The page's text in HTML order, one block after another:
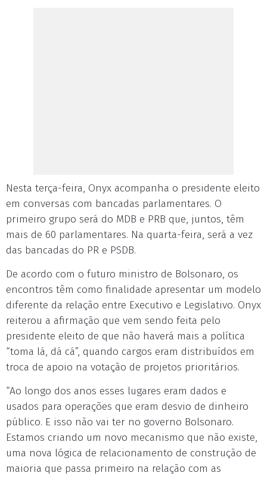
Nesta terça-feira, Onyx acompanha o presidente eleito
em conversas com bancadas parlamentares. O
primeiro grupo será do MDB e PRB que, juntos, têm
mais de 60 parlamentares. Na quarta-feira, será a vez
das bancadas do PR e PSDB.
De acordo com o futuro ministro de Bolsonaro, os
encontros têm como finalidade apresentar um modelo
diferente da relação entre Executivo e Legislativo. Onyx
reiterou a afirmação que vem sendo feita pelo
presidente eleito de que não haverá mais a política
“toma lá, dá cá”, quando cargos eram distribuídos em
troca de apoio na votação de projetos prioritários.
“Ao longo dos anos esses lugares eram dados e
usados para operações que eram desvio de dinheiro
público. E isso não vai ter no governo Bolsonaro.
Estamos criando um novo mecanismo que não existe,
uma nova lógica de relacionamento de construção de
maioria que passa primeiro na relação com as